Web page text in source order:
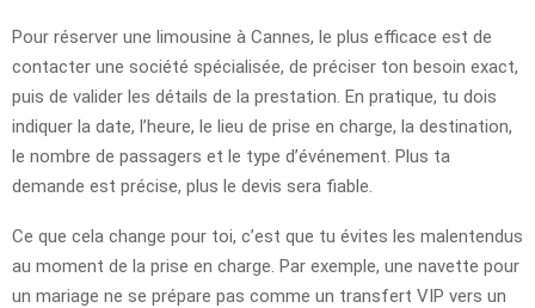
Pour réserver une limousine à Cannes, le plus efficace est de
contacter une société spécialisée, de préciser ton besoin exact,
puis de valider les détails de la prestation. En pratique, tu dois
indiquer la date, l’heure, le lieu de prise en charge, la destination,
le nombre de passagers et le type d’événement. Plus ta
demande est précise, plus le devis sera fiable.
Ce que cela change pour toi, c’est que tu évites les malentendus
au moment de la prise en charge. Par exemple, une navette pour
un mariage ne se prépare pas comme un transfert VIP vers un